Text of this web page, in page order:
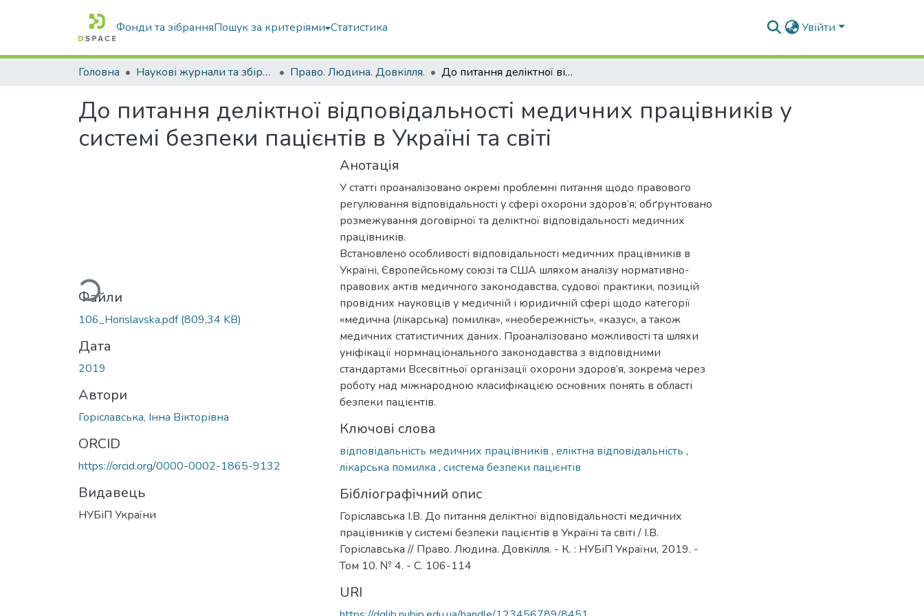
Фонди та зібранняПошук за критеріями Статистика Увійти
Головна Наукові журнали та збірники видань Право. Людина. Довкілля. До питання деліктної відповідальності медичних працівників у системі безпеки пацієнтів в Україні та світі
До питання деліктної відповідальності медичних працівників у
системі безпеки пацієнтів в Україні та світі
Вантажиться...
Файли
106_Horislavska.pdf(809,34 KB)
Дата
2019
Автори
Горіславська, Інна Вікторівна
ORCID
https://orcid.org/0000-0002-1865-9132
Видавець
НУБіП України
Анотація
У статті проаналізовано окремі проблемні питання щодо правового
регулювання відповідальності у сфері охорони здоров’я; обґрунтовано
розмежування договірної та деліктної відповідальності медичних
працівників.
Встановлено особливості відповідальності медичних працівників в
Україні, Європейському союзі та США шляхом аналізу нормативно-
правових актів медичного законодавства, судової практики, позицій
провідних науковців у медичній і юридичній сфері щодо категорії
«медична (лікарська) помилка», «необережність», «казус», а також
медичних статистичних даних. Проаналізовано можливості та шляхи
уніфікації нормнаціонального законодавства з відповідними
стандартами Всесвітньої організації охорони здоров’я, зокрема через
роботу над міжнародною класифікацією основних понять в області
безпеки пацієнтів.
Ключові слова
відповідальність медичних працівників , еліктна відповідальність ,
лікарська помилка , система безпеки пацієнтів
Бібліографічний опис
Горіславська І.В. До питання деліктної відповідальності медичних
працівників у системі безпеки пацієнтів в Україні та світі / І.В.
Горіславська // Право. Людина. Довкілля. - К. : НУБіП України, 2019. -
Том 10. № 4. - С. 106-114
URI